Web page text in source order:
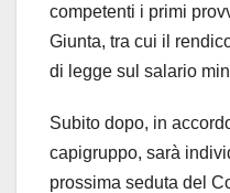
competenti i primi
Giunta, tra cui il
di legge sul salario
Subito dopo, in
capigruppo, sarà
prossima seduta del